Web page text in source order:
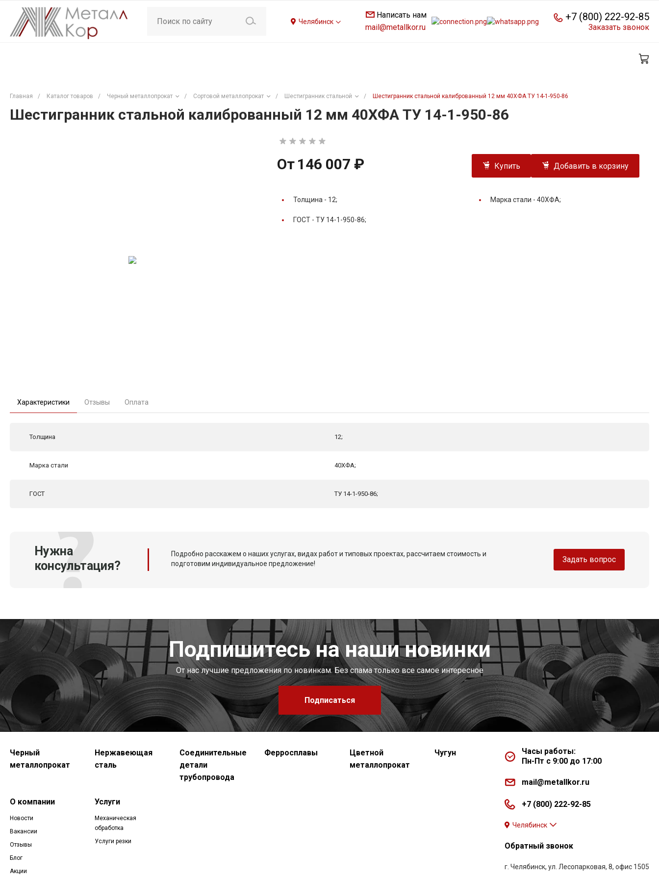
Челябинск
Написать нам
mail@metallkor.ru
+7 (800) 222-92-85
Заказать звонок
Главная / Каталог товаров / Черный металлопрокат / Сортовой металлопрокат / Шестигранник стальной / Шестигранник стальной калиброванный 12 мм 40ХФА ТУ 14-1-950-86
Шестигранник стальной калиброванный 12 мм 40ХФА ТУ 14-1-950-86
От 146 007 ₽ Купить Добавить в корзину
Толщина - 12; Марка стали - 40ХФА;
ГОСТ - ТУ 14-1-950-86;
Характеристики Отзывы Оплата
Толщина 12;
Марка стали 40ХФА;
ГОСТ ТУ 14-1-950-86;
Нужна
консультация?
Подробно расскажем о наших услугах, видах работ и типовых проектах, рассчитаем стоимость и
подготовим индивидуальное предложение!
Задать вопрос
Подпишитесь на наши новинки
От нас лучшие предложения по новинкам. Без спама только все самое интересное
Подписаться
Черный
металлопрокат
Нержавеющая
сталь
Соединительные
детали
трубопровода
Ферросплавы
Цветной
металлопрокат
Чугун
О компании
Новости
Вакансии
Отзывы
Блог
Акции
Услуги
Механическая
обработка
Услуги резки
Часы работы:
Пн-Пт с 9:00 до 17:00
mail@metallkor.ru
+7 (800) 222-92-85
Челябинск
Обратный звонок
г. Челябинск, ул. Лесопарковая, 8, офис 1505